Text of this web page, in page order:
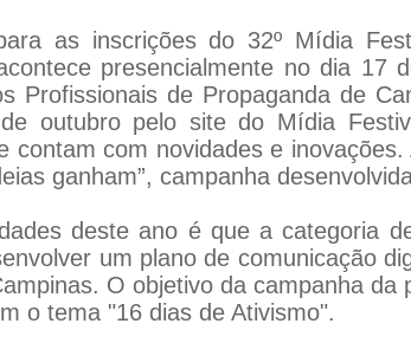
as inscrições do 32º Mídia
presencialmente no dia 17
Profissionais de Propaganda de
outubro pelo site do Mídia
contam com novidades e
ganham”, campanha
deste ano é que a categoria
um plano de comunicação
O objetivo da campanha
o tema "16 dias de Ativismo".